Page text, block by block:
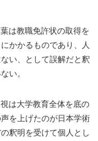
は教職免許状の取得を
かかるものであり、人
い、として誤解だと釈
い。
は大学教育全体を底の
を上げたのが日本学術
釈明を受けて個人とし